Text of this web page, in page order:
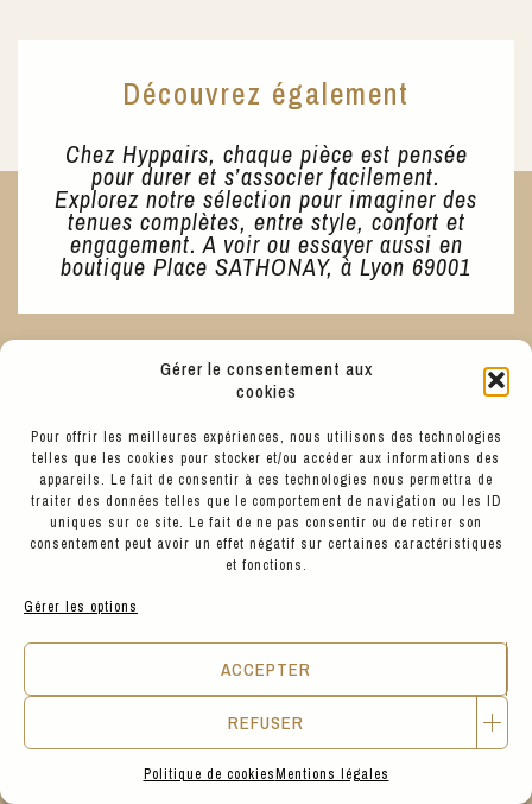
Gérer le consentement aux
cookies
Pour offrir les meilleures expériences, nous utilisons des technologies
telles que les cookies pour stocker et/ou accéder aux informations des
appareils. Le fait de consentir à ces technologies nous permettra de
traiter des données telles que le comportement de navigation ou les ID
uniques sur ce site. Le fait de ne pas consentir ou de retirer son
consentement peut avoir un effet négatif sur certaines caractéristiques
et fonctions.
Gérer les options
ACCEPTER
REFUSER
Politique de cookiesMentions légales
Découvrez également
Chez Hyppairs, chaque pièce est pensée
pour durer et s’associer facilement.
Explorez notre sélection pour imaginer des
tenues complètes, entre style, confort et
engagement. A voir ou essayer aussi en
boutique Place SATHONAY, à Lyon 69001